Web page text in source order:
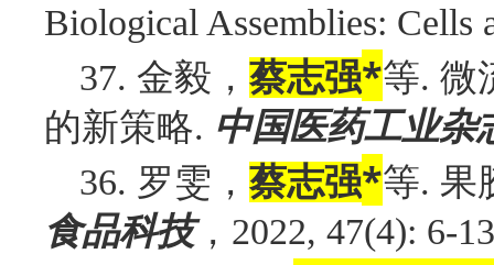
Biological Assemblies: Cells
37. 金毅， 蔡志强*等. 微
的新策略. 中国医药工业杂
36. 罗雯， 蔡志强*等. 果
食品科技， 2022, 47(4): 6-